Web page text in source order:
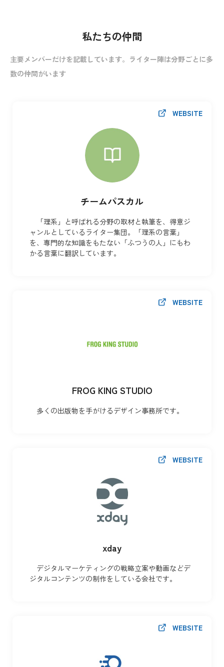
私たちの仲間
主要メンバーだけを記載しています。ライター陣は分野ごとに多
数の仲間がいます
WEBSITE
チームパスカル
「理系」と呼ばれる分野の取材と執筆を、得意ジ
ャンルとしているライター集団。「理系の言葉」
を、専門的な知識をもたない「ふつうの人」にもわ
かる言葉に翻訳しています。
WEBSITE
FROG KING STUDIO
多くの出版物を手がけるデザイン事務所です。
WEBSITE
xday
デジタルマーケティングの戦略立案や動画などデ
ジタルコンテンツの制作をしている会社です。
WEBSITE